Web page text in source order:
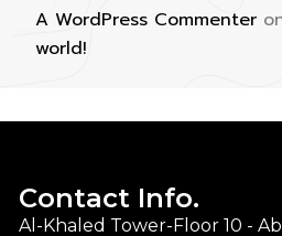
A WordPress Commenter
world!
Contact Info.
Al-Khaled Tower-Floor 10 -